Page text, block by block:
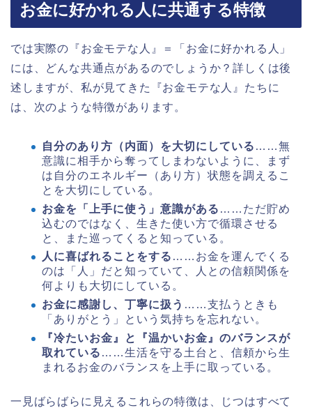
お金に好かれる人に共通する特徴
では実際の『お金モテな人』＝「お金に好かれる人」
には、どんな共通点があるのでしょうか？詳しくは後
述しますが、私が見てきた『お金モテな人』たちに
は、次のような特徴があります。
自分のあり方（内面）を大切にしている ……無
意識に相手から奪ってしまわないように、まず
は自分のエネルギー（あり方）状態を調えるこ
とを大切にしている。
お金を「上手に使う」意識がある ……ただ貯め
込むのではなく、生きた使い方で循環させる
と、また巡ってくると知っている。
人に喜ばれることをする ……お金を運んでくる
のは「人」だと知っていて、人との信頼関係を
何よりも大切にしている。
お金に感謝し、丁寧に扱う ……支払うときも
「ありがとう」という気持ちを忘れない。
『冷たいお金』と『温かいお金』のバランスが
取れている ……生活を守る土台と、信頼から生
まれるお金のバランスを上手に取っている。
一見ばらばらに見えるこれらの特徴は、じつはすべて